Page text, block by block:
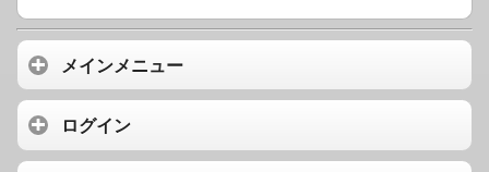
メインメニュー
ログイン